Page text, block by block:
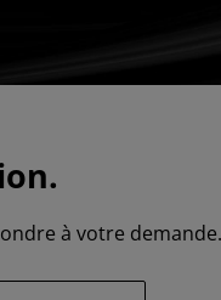
à votre demande.